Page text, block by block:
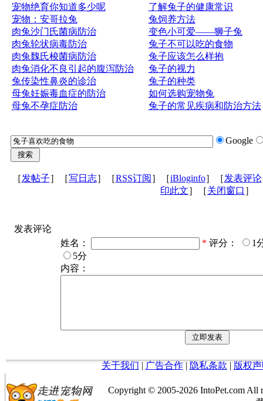
宠物绝育你知道多少呢
宠物：安哥拉兔
肉兔沙门氏菌病防治
肉兔轮状病毒防治
肉兔魏氏梭菌病防治
肉兔消化不良引起的腹泻防治
兔传染性鼻炎的诊治
母兔妊娠毒血症的防治
母兔不孕症防治
了解兔子的健康常识
兔饲养方法
变色小可爱——狮子兔
兔子不可以吃的食物
兔子应该怎么样抱
兔子的视力
兔子的种类
如何选购宠物兔
兔子的常见疾病和防治方法
Google
［发帖子］［写日志］［RSS订阅 ］［iBloginfo］［发表评论
印此文］［关闭窗口 ］
发表评论
姓名：
* 评分：
1
5分
内容：
关于我们 | 广告合作| 隐私条款 | 版权
Copyright © 2005-2026 IntoPet.com